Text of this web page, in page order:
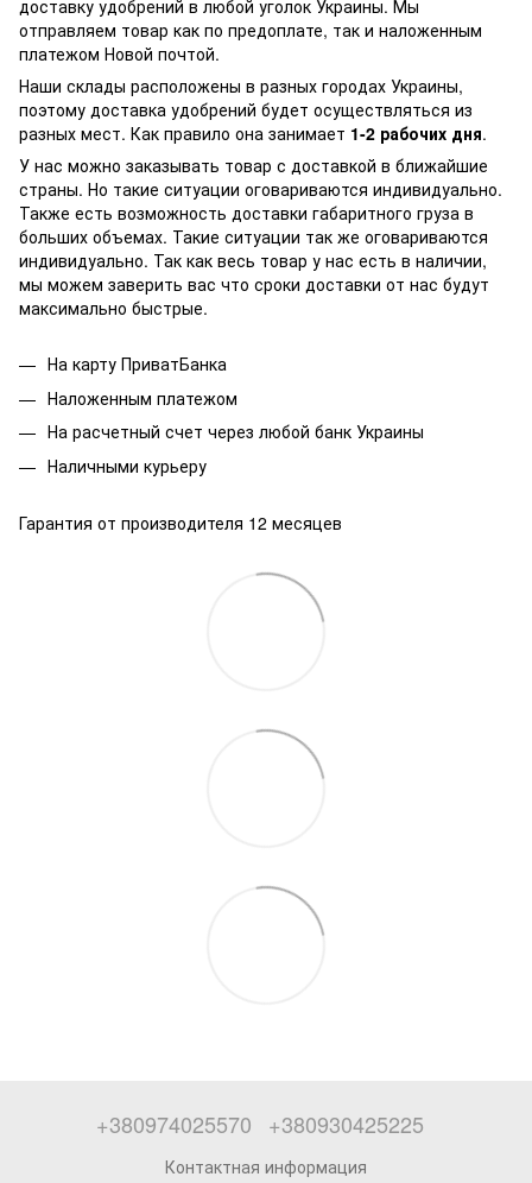
доставку удобрений в любой уголок Украины. Мы
отправляем товар как по предоплате, так и наложенным
платежом Новой почтой.
Наши склады расположены в разных городах Украины,
поэтому доставка удобрений будет осуществляться из
разных мест. Как правило она занимает 1-2 рабочих дня.
У нас можно заказывать товар с доставкой в ближайшие
страны. Но такие ситуации оговариваются индивидуально.
Также есть возможность доставки габаритного груза в
больших объемах. Такие ситуации так же оговариваются
индивидуально. Так как весь товар у нас есть в наличии,
мы можем заверить вас что сроки доставки от нас будут
максимально быстрые.
На карту ПриватБанка
Наложенным платежом
На расчетный счет через любой банк Украины
Наличными курьеру
Гарантия от производителя 12 месяцев
+380974025570 +380930425225
Контактная информация